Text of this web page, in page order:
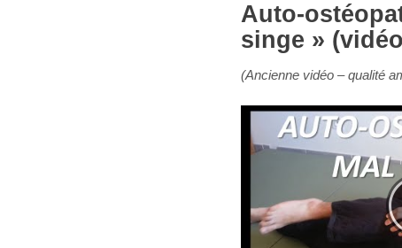
Auto-
singe »
(Ancienne vidéo – qualité